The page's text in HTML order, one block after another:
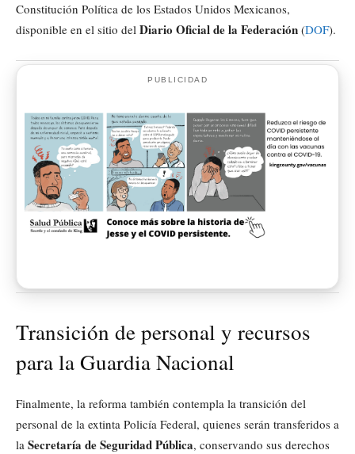
Constitución Política de los Estados Unidos Mexicanos,
disponible en el sitio del Diario Oficial de la Federación (DOF).
PUBLICIDAD
Transición de personal y recursos
para la Guardia Nacional
Finalmente, la reforma también contempla la transición del
personal de la extinta Policía Federal, quienes serán transferidos a
la Secretaría de Seguridad Pública, conservando sus derechos